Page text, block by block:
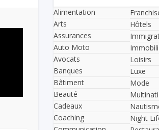
Alimentation
Arts
Assurances
Auto Moto
Avocats
Banques
Bâtiment
Beauté
Cadeaux
Coaching
Hôtels
Loisirs
Luxe
Mode
Night